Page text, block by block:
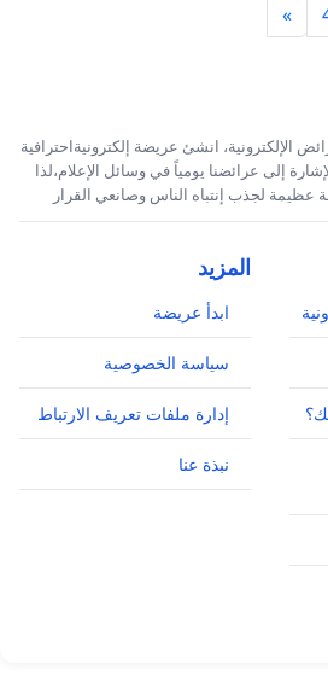
»
الإلكترونية، انشئ عريضة إلكترونيةاحترافية
إلى عرائضنا يومياً في وسائل الإعلام،لذا
عظيمة لجذب إنتباه الناس وصانعي القرار
المزيد
ابدأ عريضة
سياسة الخصوصية
إدارة ملفات تعريف الارتباط
نبذة عنا